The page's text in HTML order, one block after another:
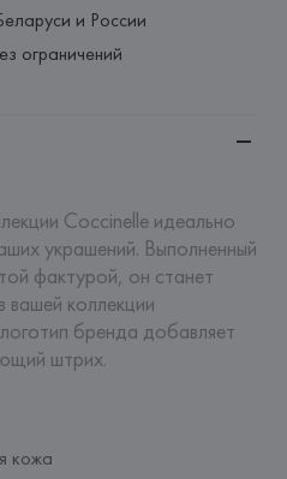
и России
ограничений
Coccinelle идеально
украшений. Выполненный
фактурой, он станет
коллекции
бренда добавляет
штрих.
кожа